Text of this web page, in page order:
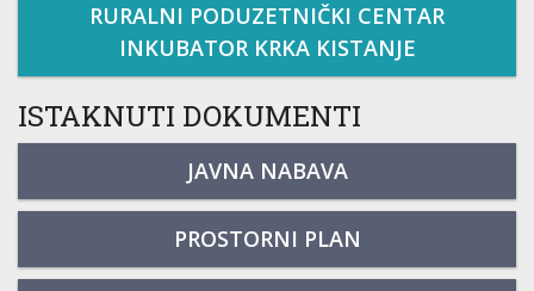
RURALNI PODUZETNIČKI CENTAR
INKUBATOR KRKA KISTANJE
ISTAKNUTI DOKUMENTI
JAVNA NABAVA
PROSTORNI PLAN